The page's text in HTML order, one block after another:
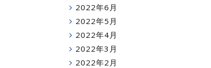
2022年6月
2022年5月
2022年4月
2022年3月
2022年2月